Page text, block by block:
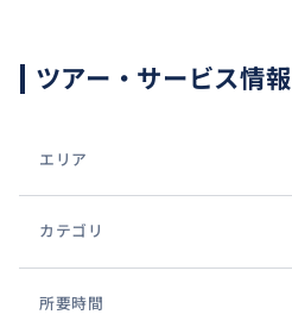
ツアー・サービス情報
エリア
カテゴリ
所要時間